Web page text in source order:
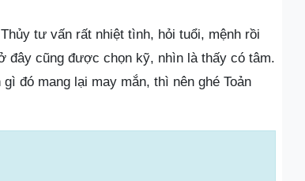
tư vấn rất nhiệt tình, hỏi tuổi, mệnh rồi
đây cũng được chọn kỹ, nhìn là thấy có tâm.
đó mang lại may mắn, thì nên ghé Toản